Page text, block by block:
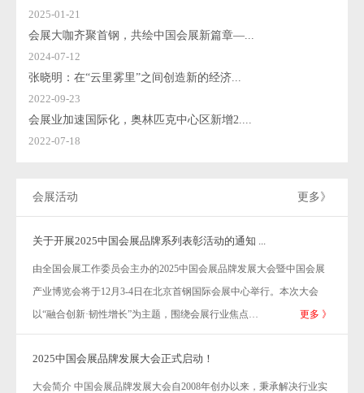
2025-01-21
会展大咖齐聚首钢，共绘中国会展新篇章—...
2024-07-12
张晓明：在“云里雾里”之间创造新的经济...
2022-09-23
会展业加速国际化，奥林匹克中心区新增2....
2022-07-18
会展活动 更多》
关于开展2025中国会展品牌系列表彰活动的通知 ...
由全国会展工作委员会主办的2025中国会展品牌发展大会暨中国会展
产业博览会将于12月3-4日在北京首钢国际会展中心举行。本次大会
以“融合创新·韧性增长”为主题，围绕会展行业焦点…
更多 》
2025中国会展品牌发展大会正式启动！
大会简介 中国会展品牌发展大会自2008年创办以来，秉承解决行业实